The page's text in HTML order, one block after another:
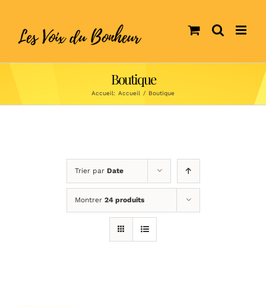
content
Boutique
Accueil: Accueil / Boutique
Trier par Date
Montrer 24 produits